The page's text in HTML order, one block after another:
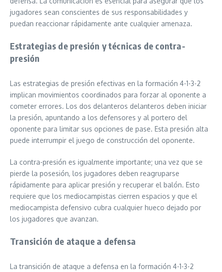
jugadores sean conscientes de sus responsabilidades y
puedan reaccionar rápidamente ante cualquier amenaza.
Estrategias de presión y técnicas de contra-
presión
Las estrategias de presión efectivas en la formación 4-1-3-2
implican movimientos coordinados para forzar al oponente a
cometer errores. Los dos delanteros delanteros deben iniciar
la presión, apuntando a los defensores y al portero del
oponente para limitar sus opciones de pase. Esta presión alta
puede interrumpir el juego de construcción del oponente.
La contra-presión es igualmente importante; una vez que se
pierde la posesión, los jugadores deben reagruparse
rápidamente para aplicar presión y recuperar el balón. Esto
requiere que los mediocampistas cierren espacios y que el
mediocampista defensivo cubra cualquier hueco dejado por
los jugadores que avanzan.
Transición de ataque a defensa
La transición de ataque a defensa en la formación 4-1-3-2